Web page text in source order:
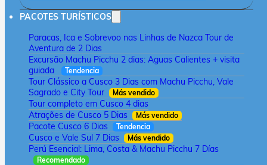
PACOTES TURÍSTICOS
Paracas, Ica e Sobrevoo nas Linhas de Nazca Tour de
Aventura de 2 Dias
Excursão Machu Picchu 2 dias: Aguas Calientes + visita
guiada
Tendencia
Tour Clássico a Cusco 3 Dias com Machu Picchu, Vale
Sagrado e City Tour
Más vendido
Tour completo em Cusco 4 dias
Atrações de Cusco 5 Dias
Más vendido
Pacote Cusco 6 Dias Tendencia
Cusco e Vale Sul 7 Dias Más vendido
Perú Esencial: Lima, Costa & Machu Picchu 7 Días
Recomendado